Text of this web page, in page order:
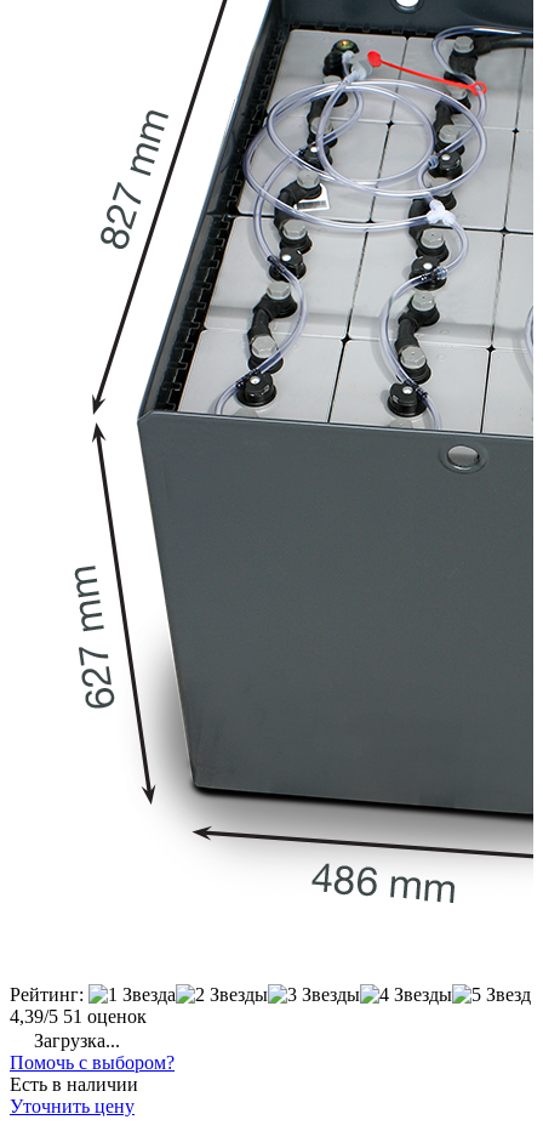
Рейтинг:
4,39/5 51 оценок
Загрузка...
Помочь с выбором?
Есть в наличии
Уточнить цену